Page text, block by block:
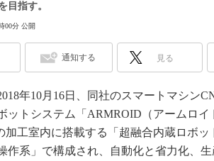
産業オー
目指す。
00分 公開
通知する 見る
年10月16日、同社のスマートマシン
ットシステム「ARMROID（アームロイ
加工室内に搭載する「超融合内蔵ロボ
作系」で構成され、自動化と省力化、生